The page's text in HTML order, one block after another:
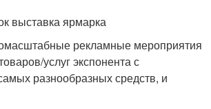
выставка ярмарка
рекламные мероприятия
услуг экспонента с
разнообразных средств, и